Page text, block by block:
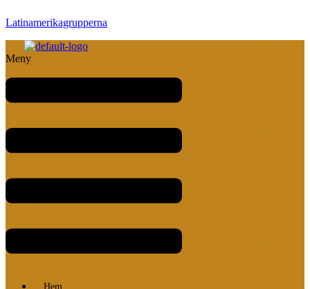
Latinamerikagrupperna
Meny
Hem